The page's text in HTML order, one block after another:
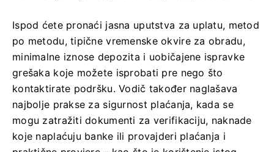
Ispod ćete pronaći jasna uputstva za uplatu, metod
po metodu, tipične vremenske okvire za obradu,
minimalne iznose depozita i uobičajene ispravke
grešaka koje možete isprobati pre nego što
kontaktirate podršku. Vodič također naglašava
najbolje prakse za sigurnost plaćanja, kada se
mogu zatražiti dokumenti za verifikaciju, naknade
koje naplaćuju banke ili provajderi plaćanja i